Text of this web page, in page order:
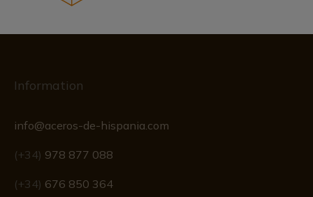
Information
info@aceros-de-hispania.com
(+34) 978 877 088
(+34) 676 850 364